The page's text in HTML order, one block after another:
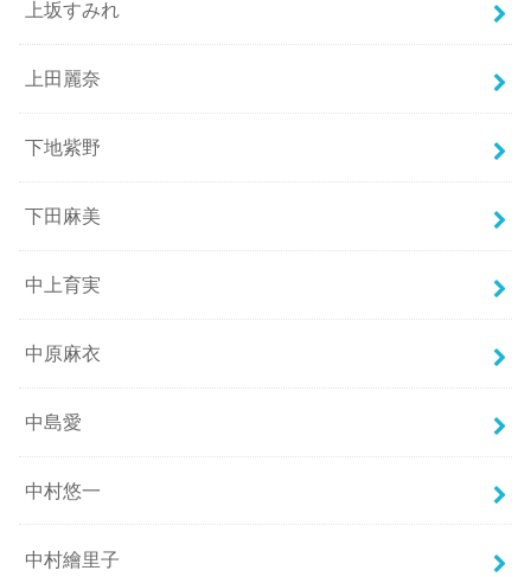
上坂すみれ
上田麗奈
下地紫野
下田麻美
中上育実
中原麻衣
中島愛
中村悠一
中村繪里子